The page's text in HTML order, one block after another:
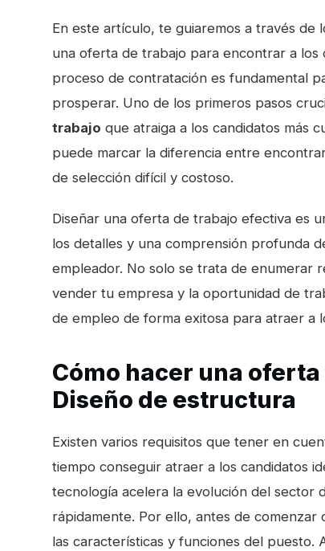
En este artículo, te guiaremos a través
una oferta de trabajo para encontrar a los
proceso de contratación es fundamental
prosperar. Uno de los primeros pasos
trabajo que atraiga a los candidatos más
puede marcar la diferencia entre
de selección difícil y costoso.
Diseñar una oferta de trabajo efectiva es
los detalles y una comprensión profunda
empleador. No solo se trata de enumerar
vender tu empresa y la oportunidad de
de empleo de forma exitosa para atraer a
Cómo hacer una
Diseño de estructura
Existen varios requisitos que tener en
tiempo conseguir atraer a los candidatos
tecnología acelera la evolución del sector
rápidamente. Por ello, antes de
las características y funciones del puesto.